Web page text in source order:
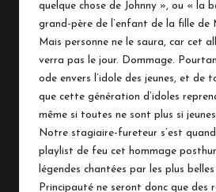
quelque chose de Johnny », ou « la
grand-père de l’enfant de la fille de
Mais personne ne le saura, car cet
verra pas le jour. Dommage.
ode envers l’idole des jeunes, et de
que cette génération d’idoles
même si toutes ne sont plus si jeunes
Notre stagiaire-fureteur s’est
playlist de feu cet hommage
légendes chantées par les plus
Principauté ne seront donc que des